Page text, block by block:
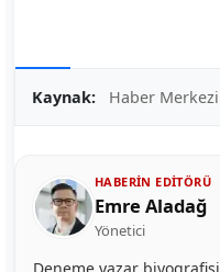
Kaynak: Haber Merkezi
HABERIN EDITÖRÜ
Emre Aladağ
Yönetici